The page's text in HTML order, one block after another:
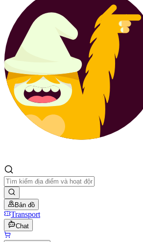
Bản đồ
Transport
Chat